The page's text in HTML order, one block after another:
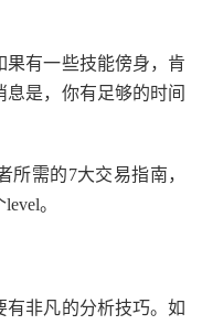
果有一些技能傍身，肯
是，你有足够的时间
所需的7大交易指南，
。
非凡的分析技巧。如